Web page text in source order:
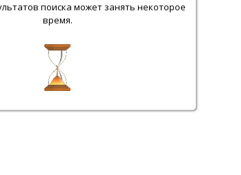
поиска может занять некоторое
время.